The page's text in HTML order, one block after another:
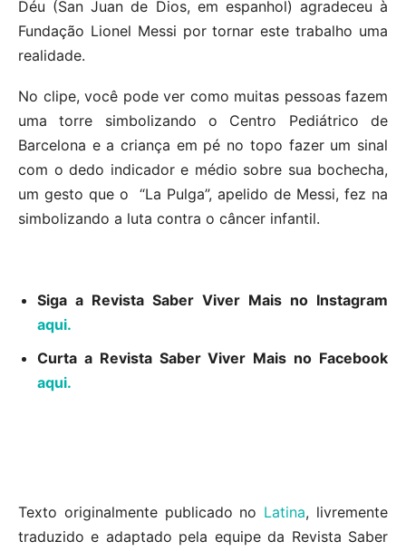
Déu (San Juan de Dios, em espanhol) agradeceu à
Fundação Lionel Messi por tornar este trabalho uma
realidade.
No clipe, você pode ver como muitas pessoas fazem
uma torre simbolizando o Centro Pediátrico de
Barcelona e a criança em pé no topo fazer um sinal
com o dedo indicador e médio sobre sua bochecha,
um gesto que o “La Pulga”, apelido de Messi, fez na
simbolizando a luta contra o câncer infantil.
Siga a Revista Saber Viver Mais no Instagram
aqui.
Curta a Revista Saber Viver Mais no Facebook
aqui.
Texto originalmente publicado no Latina, livremente
traduzido e adaptado pela equipe da Revista Saber